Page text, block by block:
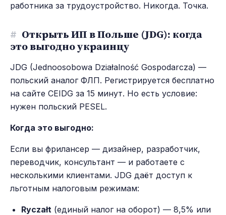
работника за трудоустройство. Никогда. Точка.
# Открыть ИП в Польше (JDG): когда
это выгодно украинцу
JDG (Jednoosobowa Działalność Gospodarcza) —
польский аналог ФЛП. Регистрируется бесплатно
на сайте CEIDG за 15 минут. Но есть условие:
нужен польский PESEL.
Когда это выгодно:
Если вы фрилансер — дизайнер, разработчик,
переводчик, консультант — и работаете с
несколькими клиентами. JDG даёт доступ к
льготным налоговым режимам:
Ryczałt (единый налог на оборот) — 8,5% или